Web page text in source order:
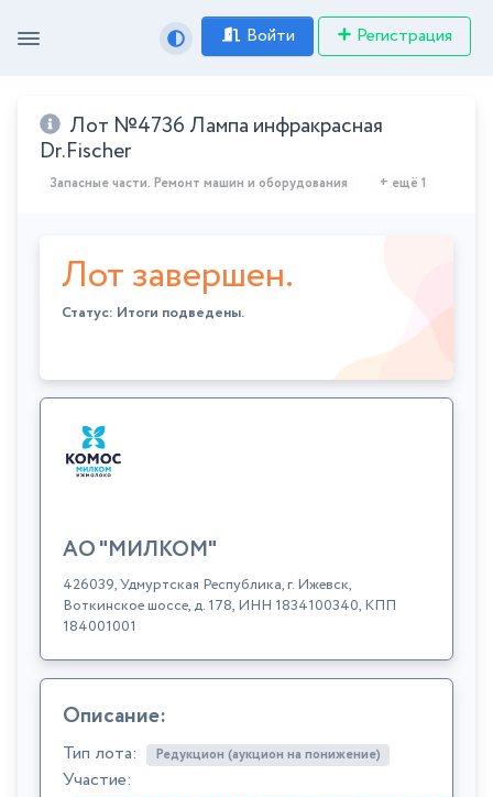
Войти Регистрация
Лот №4736 Лампа инфракрасная
Dr.Fischer
Запасные части. Ремонт машин и оборудования + ещё 1
Лот завершен.
Статус: Итоги подведены.
АО "МИЛКОМ"
426039, Удмуртская Республика, г. Ижевск,
Воткинское шоссе, д. 178, ИНН 1834100340, КПП
184001001
Описание:
Тип лота: Редукцион (аукцион на понижение)
Участие: